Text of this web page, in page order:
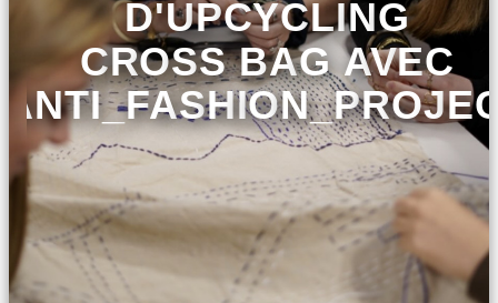
D'UPCYCLING
CROSS BAG AVEC